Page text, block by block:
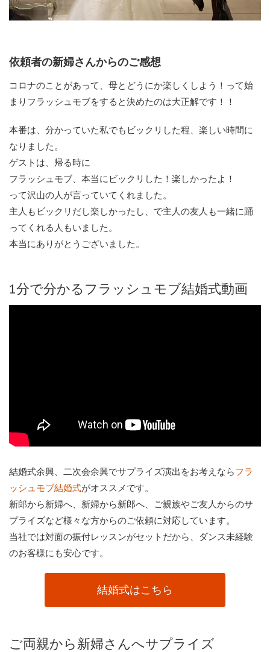
依頼者の新婦さんからのご感想
コロナのことがあって、母とどうにか楽しくしよう！って始
まりフラッシュモブをすると決めたのは大正解です！！
本番は、分かっていた私でもビックリした程、楽しい時間に
なりました。
ゲストは、帰る時に
フラッシュモブ、本当にビックリした！楽しかったよ！
って沢山の人が言っていてくれました。
主人もビックリだし楽しかったし、で主人の友人も一緒に踊
ってくれる人もいました。
本当にありがとうございました。
1分で分かるフラッシュモブ結婚式動画
結婚式余興、二次会余興でサプライズ演出をお考えならフラ
ッシュモブ結婚式がオススメです。
新郎から新婦へ、新婦から新郎へ、ご親族やご友人からのサ
プライズなど様々な方からのご依頼に対応しています。
当社では対面の振付レッスンがセットだから、ダンス未経験
のお客様にも安心です。
結婚式はこちら
ご両親から新婦さんへサプライズ